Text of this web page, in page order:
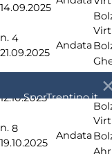
14.09.2025
n. 4
21.09.2025
Andata
12.10.2025
Andata
n. 8
19.10.2025
Andata
SporTrentino.it
Pubblicità